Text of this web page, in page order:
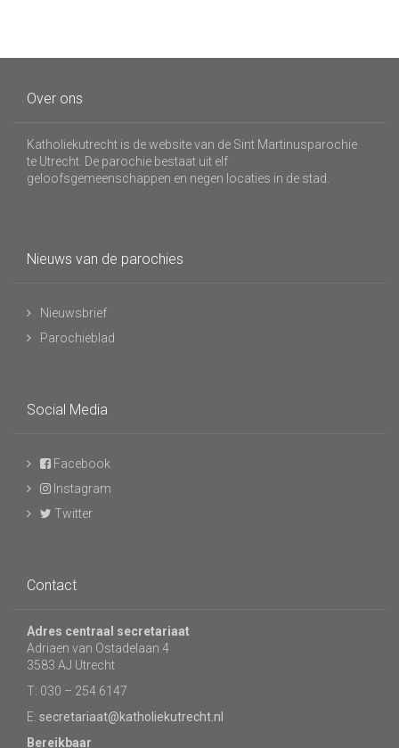
Over ons
Katholiekutrecht is de website van de Sint Martinusparochie
te Utrecht. De parochie bestaat uit elf
geloofsgemeenschappen en negen locaties in de stad.
Nieuws van de parochies
Nieuwsbrief
Parochieblad
Social Media
Facebook
Instagram
Twitter
Contact
Adres centraal secretariaat
Adriaen van Ostadelaan 4
3583 AJ Utrecht
T: 030 – 254 6147
E: secretariaat@katholiekutrecht.nl
Bereikbaar